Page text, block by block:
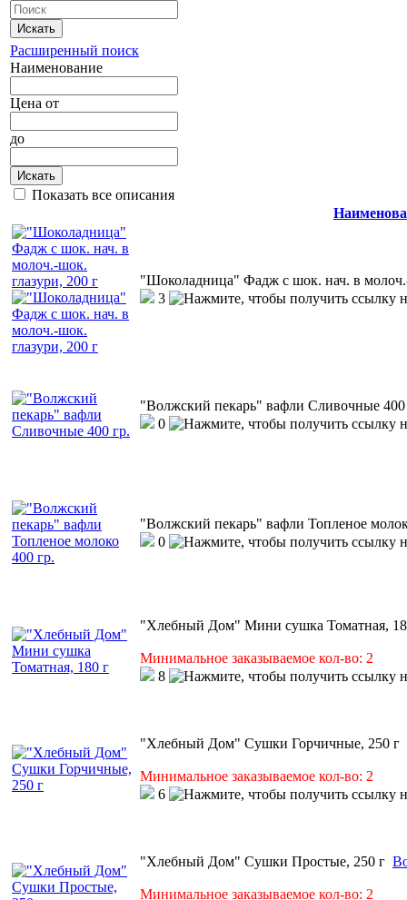
Искать
Расширенный поиск
Наименование
Цена от
до
Искать
Показать все описания
"Шоколадница" Фадж с шок. нач. в
3
"Волжский пекарь" вафли Сливочные 400
0
"Волжский пекарь" вафли Топленое
0
"Хлебный Дом" Мини сушка Томатная,
Минимальное заказываемое кол-во: 2
8
"Хлебный Дом" Сушки Горчичные, 250 г
Минимальное заказываемое кол-во: 2
6
"Хлебный Дом" Сушки Простые, 250 г
Минимальное заказываемое кол-во: 2